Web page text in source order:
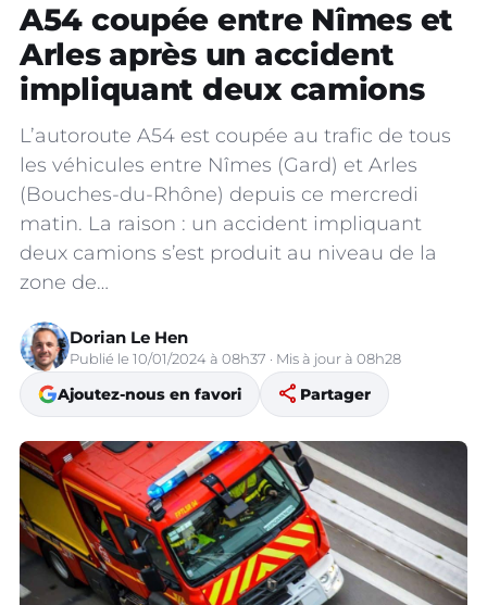
A54 coupée entre Nîmes et
Arles après un accident
impliquant deux camions
L’autoroute A54 est coupée au trafic de tous
les véhicules entre Nîmes (Gard) et Arles
(Bouches-du-Rhône) depuis ce mercredi
matin. La raison : un accident impliquant
deux camions s’est produit au niveau de la
zone de…
Dorian Le Hen
Publié le 10/01/2024 à 08h37 · Mis à jour à 08h28
Ajoutez-nous en favori share Partager